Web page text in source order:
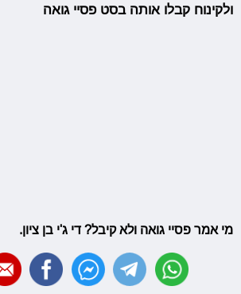
ולקינוח קבלו אותה בסט פסיי גואה
מי אמר פסיי גואה ולא קיבל? די ג'י בן ציון.